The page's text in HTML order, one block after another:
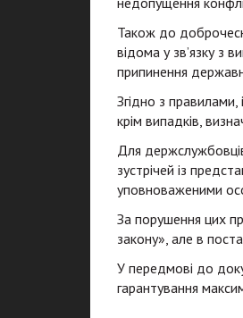
Також до
відома у зв’язку з
припинення
Згідно з
крім випадків,
Для
зустрічей із
уповноваженими
За порушення цих
закону», але в
У передмові до
гарантування